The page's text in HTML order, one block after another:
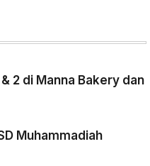
2 di Manna Bakery dan
Muhammadiah